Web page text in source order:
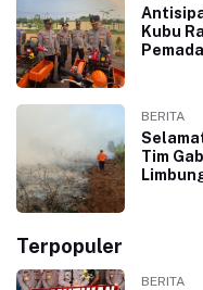
Kubu
BERITA
Tim
Terpopuler
BERITA